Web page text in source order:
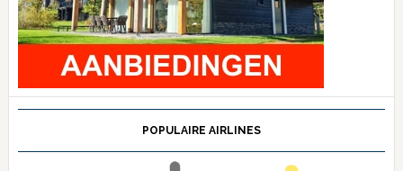
POPULAIRE AIRLINES